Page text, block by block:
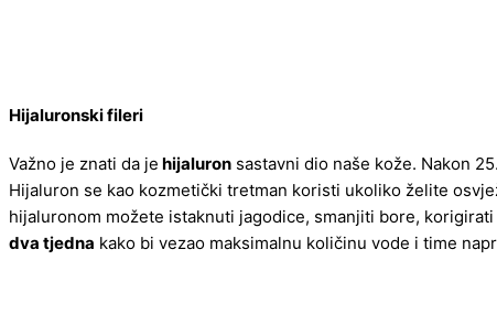
Hijaluronski fileri
Važno je znati da je hijaluron sastavni dio naše kože. Nakon
Hijaluron se kao kozmetički tretman koristi ukoliko želite
hijaluronom možete istaknuti jagodice, smanjiti bore,
dva tjedna kako bi vezao maksimalnu količinu vode i time